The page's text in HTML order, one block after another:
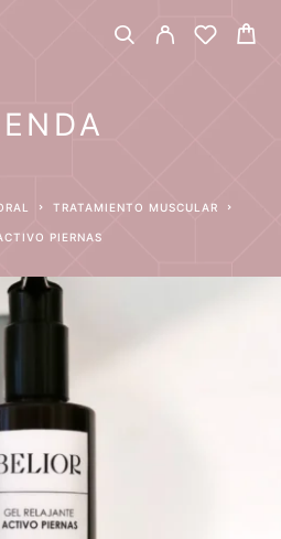
TRATAMIENTO MUSCULAR
ACTIVO PIERNAS